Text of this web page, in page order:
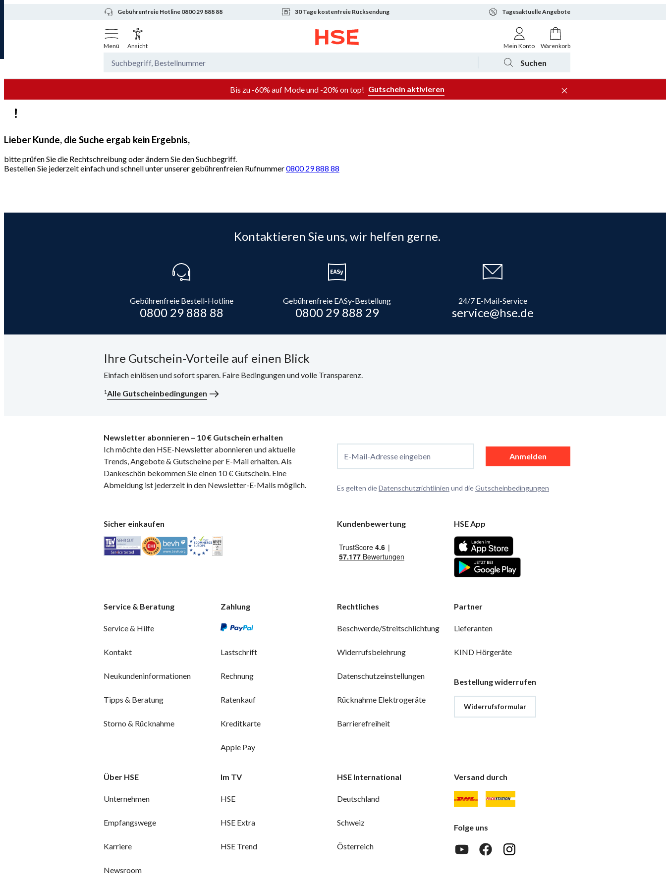
Gebührenfreie Hotline 0800 29 888 88 30 Tage kostenfreie Rücksendung Tagesaktuelle Angebote
Menü Ansicht Mein Konto Warenkorb
Suchen
Bis zu -60% auf Mode und -20% on top! Gutschein aktivieren
Lieber Kunde, die Suche ergab kein Ergebnis,
bitte prüfen Sie die Rechtschreibung oder ändern Sie den Suchbegriff.
Bestellen Sie jederzeit einfach und schnell unter unserer gebührenfreien Rufnummer0800 29 888 88
Kontaktieren Sie uns, wir helfen gerne.
Gebührenfreie Bestell-Hotline
0800 29 888 88
Gebührenfreie EASy-Bestellung
0800 29 888 29
24/7 E-Mail-Service
service@hse.de
Ihre Gutschein-Vorteile auf einen Blick
Einfach einlösen und sofort sparen. Faire Bedingungen und volle Transparenz.
1Alle Gutscheinbedingungen
Newsletter abonnieren – 10 € Gutschein erhalten
Ich möchte den HSE-Newsletter abonnieren und aktuelle
Trends, Angebote & Gutscheine per E-Mail erhalten. Als
Dankeschön bekommen Sie einen 10 € Gutschein. Eine
Abmeldung ist jederzeit in den Newsletter-E-Mails möglich.
E-Mail-Adresse eingeben Anmelden
Es gelten dieDatenschutzrichtlinien und dieGutscheinbedingungen
Sicher einkaufen Kundenbewertung HSE App
Service & Beratung
Service & Hilfe
Kontakt
Neukundeninformationen
Tipps & Beratung
Storno & Rücknahme
Zahlung
Lastschrift
Rechnung
Ratenkauf
Kreditkarte
Apple Pay
Rechtliches
Beschwerde/Streitschlichtung
Widerrufsbelehrung
Datenschutzeinstellungen
Rücknahme Elektrogeräte
Barrierefreiheit
Partner
Lieferanten
KIND Hörgeräte
Bestellung widerrufen
Widerrufsformular
Über HSE
Unternehmen
Empfangswege
Karriere
Newsroom
Im TV
HSE
HSE Extra
HSE Trend
HSE International
Deutschland
Schweiz
Österreich
Versand durch
Folge uns